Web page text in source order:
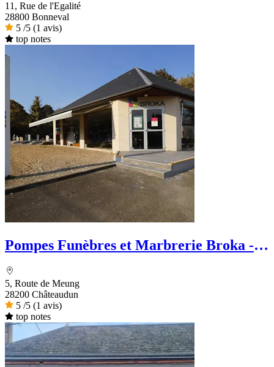
11, Rue de l'Egalité
28800 Bonneval
5 /5 (1 avis)
top notes
Pompes Funèbres et Marbrerie Broka -
5, Route de Meung
28200 Châteaudun
5 /5 (1 avis)
top notes